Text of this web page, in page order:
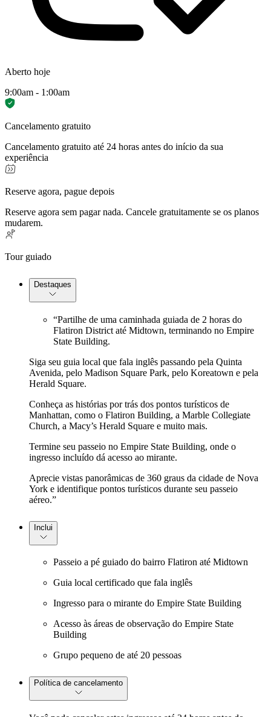
Aberto hoje
9:00am - 1:00am
Cancelamento gratuito
Cancelamento gratuito até 24 horas antes do início da sua
experiência
Reserve agora, pague depois
Reserve agora sem pagar nada. Cancele gratuitamente se os planos
mudarem.
Tour guiado
Destaques
“Partilhe de uma caminhada guiada de 2 horas do
Flatiron District até Midtown, terminando no Empire
State Building.
Siga seu guia local que fala inglês passando pela Quinta
Avenida, pelo Madison Square Park, pelo Koreatown e pela
Herald Square.
Conheça as histórias por trás dos pontos turísticos de
Manhattan, como o Flatiron Building, a Marble Collegiate
Church, a Macy’s Herald Square e muito mais.
Termine seu passeio no Empire State Building, onde o
ingresso incluído dá acesso ao mirante.
Aprecie vistas panorâmicas de 360 graus da cidade de Nova
York e identifique pontos turísticos durante seu passeio
aéreo.”
Inclui
Passeio a pé guiado do bairro Flatiron até Midtown
Guia local certificado que fala inglês
Ingresso para o mirante do Empire State Building
Acesso às áreas de observação do Empire State
Building
Grupo pequeno de até 20 pessoas
Política de cancelamento